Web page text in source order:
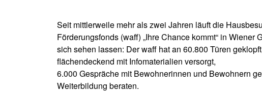
Seit mittlerweile mehr als zwei Jahren läuft die
Förderungsfonds (waff) „Ihre Chance kommt“ in
sich sehen lassen: Der waff hat an 60.800 Türen
flächendeckend mit Infomaterialien versorgt,
6.000 Gespräche mit Bewohnerinnen und Bewohnern
Weiterbildung beraten.